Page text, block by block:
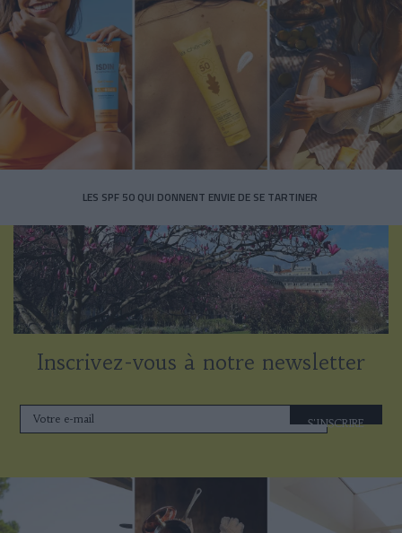
LES SPF 50 QUI DONNENT ENVIE DE SE TARTINER
Inscrivez-vous à notre newsletter
S'INSCRIRE